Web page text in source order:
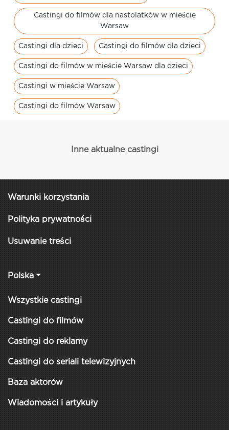
Castingi do filmów dla nastolatków w mieście
Warsaw
Castingi dla dzieci Castingi do filmów dla dzieci
Castingi do filmów w mieście Warsaw dla dzieci
Castingi w mieście Warsaw
Castingi do filmów Warsaw
Inne aktualne castingi
Warunki korzystania
Polityka prywatności
Usuwanie treści
Polska
Wszystkie castingi
Castingi do filmów
Castingi do reklamy
Castingi do seriali telewizyjnych
Baza aktorów
Wiadomości i artykuły